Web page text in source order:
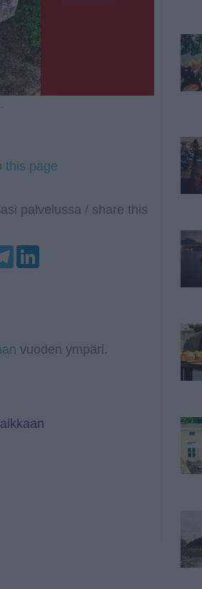
this page
palvelussa / share this
T
vuoden ympäri.